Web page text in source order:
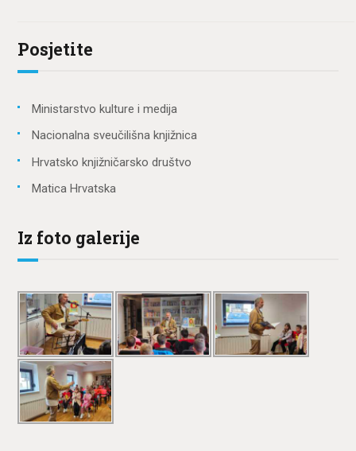
Posjetite
Ministarstvo kulture i medija
Nacionalna sveučilišna knjižnica
Hrvatsko knjižničarsko društvo
Matica Hrvatska
Iz foto galerije